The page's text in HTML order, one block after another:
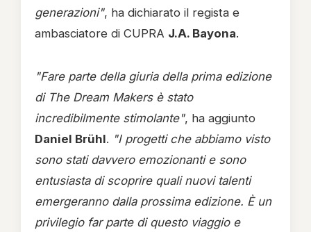
generazioni", ha dichiarato il regista e
ambasciatore di CUPRA J.A. Bayona.
"Fare parte della giuria della prima edizione
di The Dream Makers è stato
incredibilmente stimolante", ha aggiunto
Daniel Brühl. "I progetti che abbiamo visto
sono stati davvero emozionanti e sono
entusiasta di scoprire quali nuovi talenti
emergeranno dalla prossima edizione. È un
privilegio far parte di questo viaggio e